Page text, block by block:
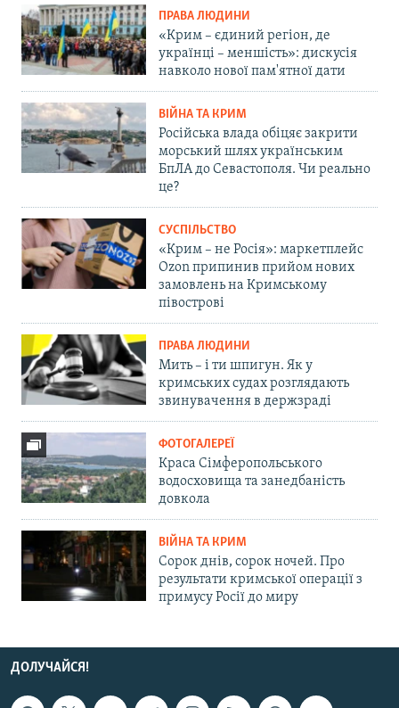
ПРАВА ЛЮДИНИ
«Крим – єдиний регіон, де
українці – меншість»: дискусія
навколо нової пам'ятної дати
ВІЙНА ТА КРИМ
Російська влада обіцяє закрити
морський шлях українським
БпЛА до Севастополя. Чи реально
це?
СУСПІЛЬСТВО
«Крим – не Росія»: маркетплейс
Ozon припинив прийом нових
замовлень на Кримському
півострові
ПРАВА ЛЮДИНИ
Мить – і ти шпигун. Як у
кримських судах розглядають
звинувачення в держзраді
ФОТОГАЛЕРЕЇ
Краса Сімферопольського
водосховища та занедбаність
довкола
ВІЙНА ТА КРИМ
Сорок днів, сорок ночей. Про
результати кримської операції з
примусу Росії до миру
ДОЛУЧАЙСЯ!